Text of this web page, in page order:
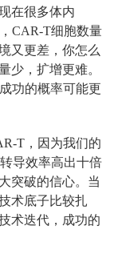
在很多体内
CAR-T细胞数量
又更差，你怎么
少，扩增更难。
功的概率可能更
T，因为我们的
导效率高出十倍
突破的信心。当
术底子比较扎
术迭代，成功的